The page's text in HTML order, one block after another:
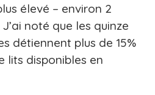
élevé – environ 2
noté que les quinze
détiennent plus de 15%
lits disponibles en